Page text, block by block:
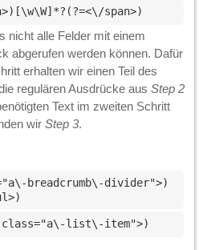
span>)
nicht alle Felder mit einem
abgerufen werden können. Dafür
erhalten wir einen Teil des
regulären Ausdrücke aus Step 2
Text im zweiten Schritt
wir Step 3.
breadcrumb\-divider">)
class="a\-list\-item">)